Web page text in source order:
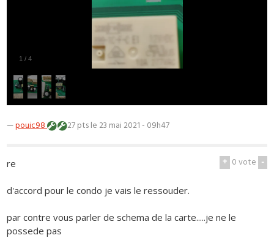
1 /4
—pouic98 27 ptsle 23 mai 2021 - 09h47
+ 0vote -
re
d'accord pour le condo je vais le ressouder.
par contre vous parler de schema de la carte.....je ne le
possede pas